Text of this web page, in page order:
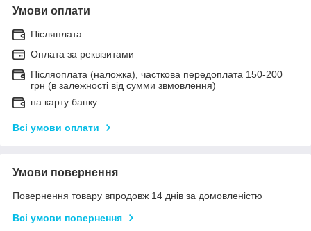
Умови оплати
Післяплата
Оплата за реквізитами
Післяоплата (наложка), часткова передоплата 150-200
грн (в залежності від сумми звмовлення)
на карту банку
Всі умови оплати
Умови повернення
Повернення товару впродовж 14 днів за домовленістю
Всі умови повернення